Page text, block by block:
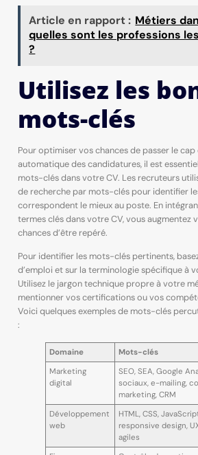
Article en rapport : Métiers
quelles sont les professions
?
Utilisez les
mots-clés
Pour optimiser vos chances de passer le
automatique des candidatures, il est
mots-clés dans votre CV. Les recruteurs
de recherche par mots-clés pour identifier
correspondent le mieux au poste. En
termes clés dans votre CV, vous augmentez
chances d’être repéré.
Pour identifier les mots-clés pertinents,
d’emploi et sur la terminologie spécifique à
Utilisez le jargon technique propre à votre
mentionner vos certifications ou vos
Voici quelques exemples de mots-clés
:
Domaine
Mots-clés
Marketing
digital
SEO, SEA, Google
sociaux, e-mailing,
marketing, CRM
Développement
web
HTML, CSS,
responsive design,
agiles